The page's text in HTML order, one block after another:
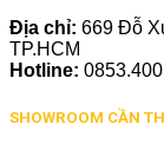
Địa chỉ: 669 Đỗ
TP.HCM
Hotline:
SHOWROOM CẦN